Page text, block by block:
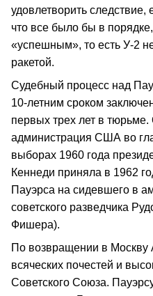
удовлетворить
что все было бы в
«успешным», то есть У-2
ракетой.
Судебный процесс над
10-летним сроком
первых трех лет в
администрация США во
выборах 1960 года
Кеннеди приняла в 1962
Пауэрса на сидевшего в
советского разведчика
Фишера).
По возвращении в Москву
всяческих почестей и
Советского Союза.